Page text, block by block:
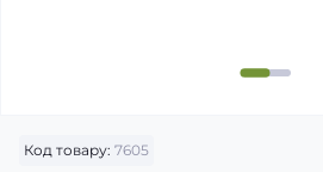
Код товару: 7605